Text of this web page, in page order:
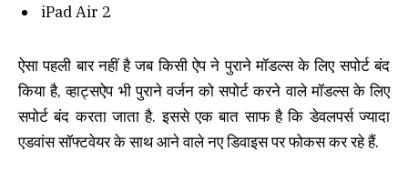
iPad Air 2
ऐसा पहली बार नहीं है जब किसी ऐप ने पुराने मॉडल्स के लिए सपोर्ट बंद
किया है, व्हाट्सऐप भी पुराने वर्जन को सपोर्ट करने वाले मॉडल्स के लिए
सपोर्ट बंद करता जाता है. इससे एक बात साफ है कि डेवलपर्स ज्यादा
एडवांस सॉफ्टवेयर के साथ आने वाले नए डिवाइस पर फोकस कर रहे हैं.